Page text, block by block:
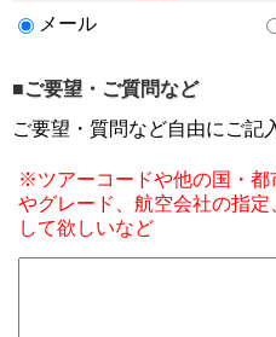
メール
■ご要望・ご質問など
ご要望・質問など自由にご記
※ツアーコードや他の国・都
やグレード、航空会社の指
して欲しいなど